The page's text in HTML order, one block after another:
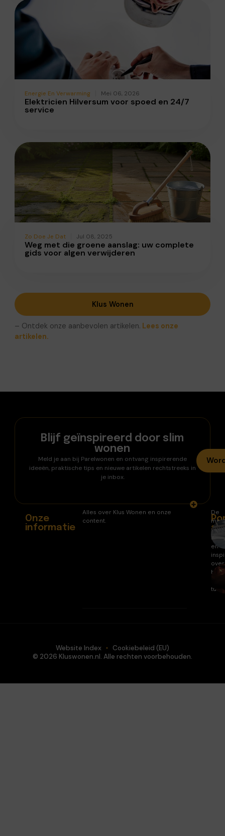
Energie En Verwarming Mei 06, 2026
Elektricien Hilversum voor spoed en 24/7
service
Zo Doe Je Dat Jul 08, 2025
Weg met die groene aanslag: uw complete
gids voor algen verwijderen
Klus Wonen
– Ontdek onze aanbevolen artikelen. Lees onze
artikelen.
Blijf geïnspireerd door slim
wonen
Meld je aan bij Parelwonen en ontvang inspirerende
ideeën, praktische tips en nieuwe artikelen rechtstreeks in
je inbox.
Onze
informatie
Alles over Klus Wonen en onze
content.
De
en
over
huis
tuin.
© 2026 Kluswonen.nl. Alle rechten voorbehouden.
Website Index Cookiebeleid (EU)